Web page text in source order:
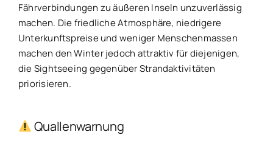
Fährverbindungen zu äußeren Inseln unzuverlässig
machen. Die friedliche Atmosphäre, niedrigere
Unterkunftspreise und weniger Menschenmassen
machen den Winter jedoch attraktiv für diejenigen,
die Sightseeing gegenüber Strandaktivitäten
priorisieren.
Quallenwarnung